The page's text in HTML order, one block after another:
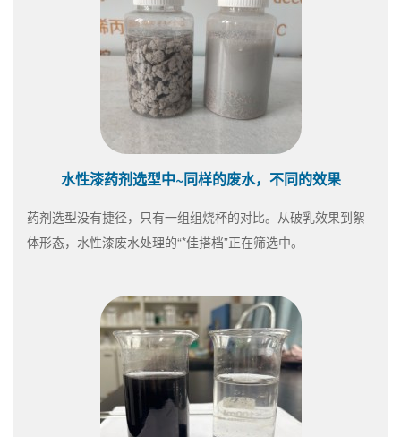
水性漆药剂选型中~同样的废水，不同的效果
药剂选型没有捷径，只有一组组烧杯的对比。从破乳效果到絮
体形态，水性漆废水处理的“*佳搭档”正在筛选中。